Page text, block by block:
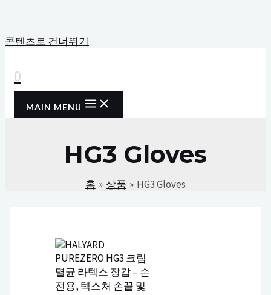
콘텐츠로 건너뛰기
0
MAIN MENU
HG3 Gloves
홈 상품 HG3 Gloves